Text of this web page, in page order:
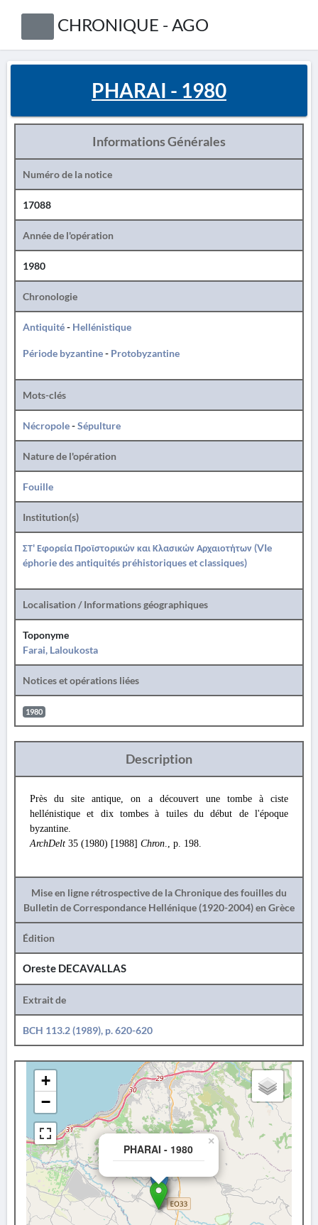
CHRONIQUE - AGO
PHARAI - 1980
Informations Générales
Numéro de la notice
17088
Année de l'opération
1980
Chronologie
Antiquité- Hellénistique
Période byzantine- Protobyzantine
Mots-clés
Nécropole-Sépulture
Nature de l'opération
Fouille
Institution(s)
ΣΤ' Εφορεία Προϊστορικών και Κλασικών Αρχαιοτήτων (VIe
éphorie des antiquités préhistoriques et classiques)
Localisation / Informations géographiques
Toponyme
Farai, Laloukosta
Notices et opérations liées
1980
Description
Près du site antique, on a découvert une tombe à ciste
hellénistique et dix tombes à tuiles du début de l'époque
byzantine.
ArchDelt 35 (1980) [1988] Chron., p. 198.
Mise en ligne rétrospective de la Chronique des fouilles du
Bulletin de Correspondance Hellénique (1920-2004) en Grèce
Édition
Oreste DECAVALLAS
Extrait de
BCH 113.2 (1989), p. 620-620
PHARAI - 1980
×
+
−